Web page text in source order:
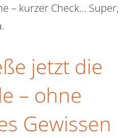
– kurzer Check… Super,
jetzt die
– ohne
Gewissen